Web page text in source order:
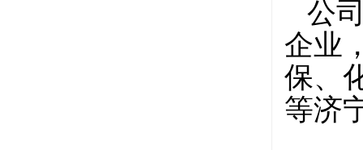
公
企业
保、
等济